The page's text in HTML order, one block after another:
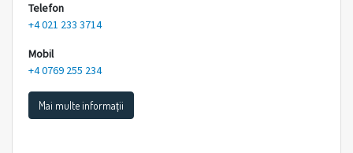
Telefon
+4 021 233 3714
Mobil
+4 0769 255 234
Mai multe informații